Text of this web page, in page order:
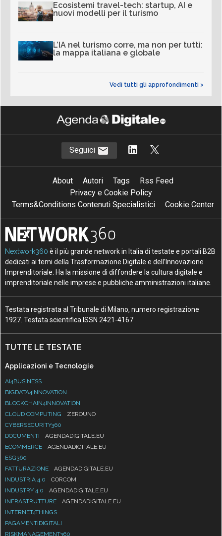
Ecosistemi travel-tech: startup, AI e
nuovi modelli per il turismo
L’IA nel turismo corre, ma non per tutti:
la mappa italiana e globale
Vedi tutti gli approfondimenti >
Seguici
About Autori Tags
Rss Feed
Privacy e Cookie Policy
Terms&Conditions Contenuti Specialistici
Cookie Center
Nextwork360 è il più grande network in Italia di testate e portali B2B
dedicati ai temi della Trasformazione Digitale e dell’Innovazione
Imprenditoriale. Ha la missione di diffondere la cultura digitale e
imprenditoriale nelle imprese e pubbliche amministrazioni italiane.
Testata registrata al Tribunale di Milano, numero registrazione
1927. Testata scientifica ISSN 2421-4167
TUTTE LE TESTATE
Applicazioni e Tecnologie
AI4BUSINESS
BIGDATA4INNOVATION
BLOCKCHAIN4INNOVATION
CLOUD COMPUTING
ZEROUNO
CYBERSECURITY360
DOCUMENTI
AGENDADIGITALE.EU
ECOMMERCE
AGENDADIGITALE.EU
ESG360
FATTURAZIONE
AGENDADIGITALE.EU
INDUSTRIA 4.0
CORCOM
INDUSTRY 4.0
AGENDADIGITALE.EU
INFRASTRUTTURE
AGENDADIGITALE.EU
INTERNET4THINGS
PAGAMENTIDIGITALI
RISKMANAGEMENT360